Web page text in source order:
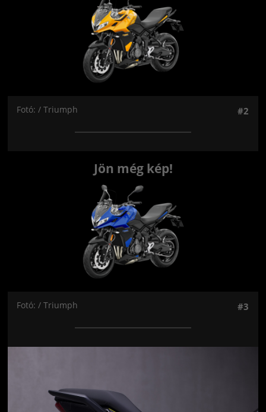
Fotó: / Triumph #2
Jön még kép!
Fotó: / Triumph #3